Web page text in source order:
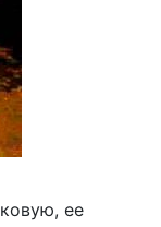
ее